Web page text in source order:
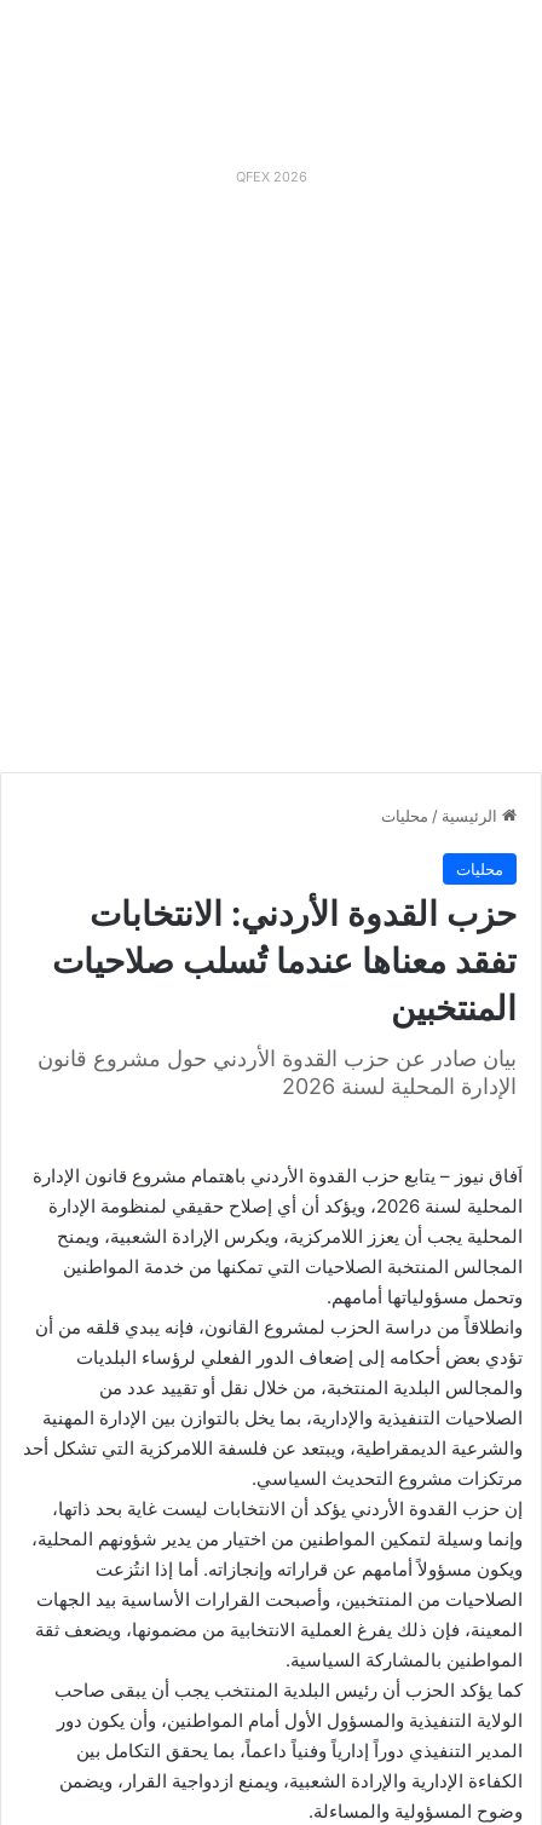
QFEX 2026
الرئيسية / محليات
محليات
حزب القدوة الأردني: الانتخابات
تفقد معناها عندما تُسلب صلاحيات
المنتخبين
بيان صادر عن حزب القدوة الأردني حول مشروع قانون
الإدارة المحلية لسنة 2026
اَفاق نيوز – يتابع حزب القدوة الأردني باهتمام مشروع قانون الإدارة
المحلية لسنة 2026، ويؤكد أن أي إصلاح حقيقي لمنظومة الإدارة
المحلية يجب أن يعزز اللامركزية، ويكرس الإرادة الشعبية، ويمنح
المجالس المنتخبة الصلاحيات التي تمكنها من خدمة المواطنين
وتحمل مسؤولياتها أمامهم.
وانطلاقاً من دراسة الحزب لمشروع القانون، فإنه يبدي قلقه من أن
تؤدي بعض أحكامه إلى إضعاف الدور الفعلي لرؤساء البلديات
والمجالس البلدية المنتخبة، من خلال نقل أو تقييد عدد من
الصلاحيات التنفيذية والإدارية، بما يخل بالتوازن بين الإدارة المهنية
والشرعية الديمقراطية، ويبتعد عن فلسفة اللامركزية التي تشكل أحد
مرتكزات مشروع التحديث السياسي.
إن حزب القدوة الأردني يؤكد أن الانتخابات ليست غاية بحد ذاتها،
وإنما وسيلة لتمكين المواطنين من اختيار من يدير شؤونهم المحلية،
ويكون مسؤولاً أمامهم عن قراراته وإنجازاته. أما إذا انتُزعت
الصلاحيات من المنتخبين، وأصبحت القرارات الأساسية بيد الجهات
المعينة، فإن ذلك يفرغ العملية الانتخابية من مضمونها، ويضعف ثقة
المواطنين بالمشاركة السياسية.
كما يؤكد الحزب أن رئيس البلدية المنتخب يجب أن يبقى صاحب
الولاية التنفيذية والمسؤول الأول أمام المواطنين، وأن يكون دور
المدير التنفيذي دوراً إدارياً وفنياً داعماً، بما يحقق التكامل بين
الكفاءة الإدارية والإرادة الشعبية، ويمنع ازدواجية القرار، ويضمن
وضوح المسؤولية والمساءلة.